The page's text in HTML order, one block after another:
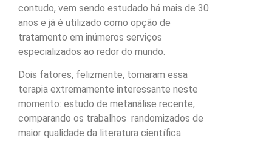
contudo, vem sendo estudado há mais de 30
anos e já é utilizado como opção de
tratamento em inúmeros serviços
especializados ao redor do mundo.
Dois fatores, felizmente, tornaram essa
terapia extremamente interessante neste
momento: estudo de metanálise recente,
comparando os trabalhos randomizados de
maior qualidade da literatura científica